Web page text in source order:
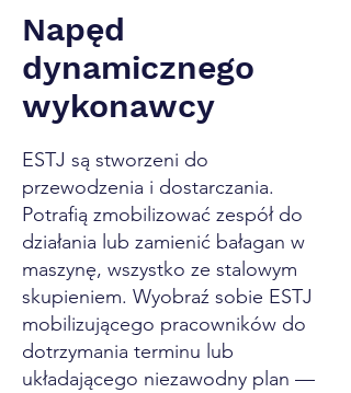
Napęd
dynamicznego
wykonawcy
ESTJ są stworzeni do
przewodzenia i dostarczania.
Potrafią zmobilizować zespół do
działania lub zamienić bałagan w
maszynę, wszystko ze stalowym
skupieniem. Wyobraź sobie ESTJ
mobilizującego pracowników do
dotrzymania terminu lub
układającego niezawodny plan —